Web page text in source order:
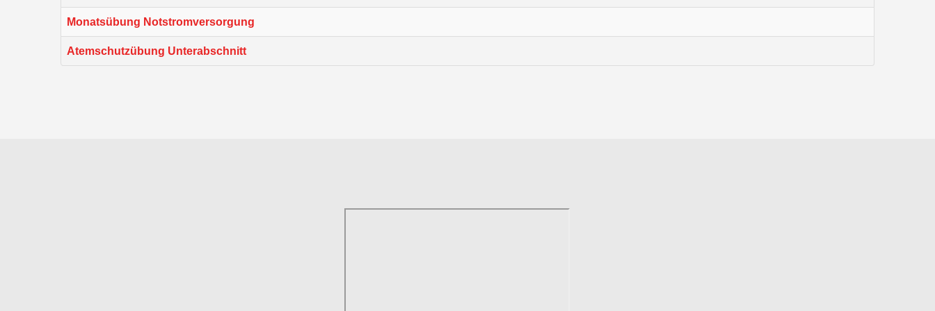
Monatsübung Notstromversorgung
Atemschutzübung Unterabschnitt